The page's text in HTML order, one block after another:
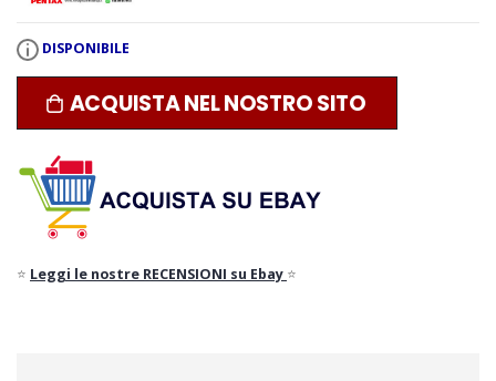
DISPONIBILE
ACQUISTA NEL NOSTRO SITO
⭐ Leggi le nostre RECENSIONI su Ebay ⭐